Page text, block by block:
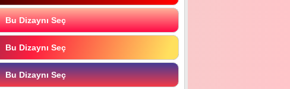
Bu Dizaynı Seç
Bu Dizaynı Seç
Bu Dizaynı Seç